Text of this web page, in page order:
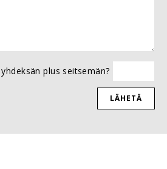
plus seitsemän?